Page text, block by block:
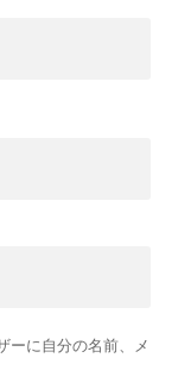
ーに自分の名前、メ